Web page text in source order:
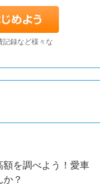
記録など様々な
額を調べよう！愛車
？